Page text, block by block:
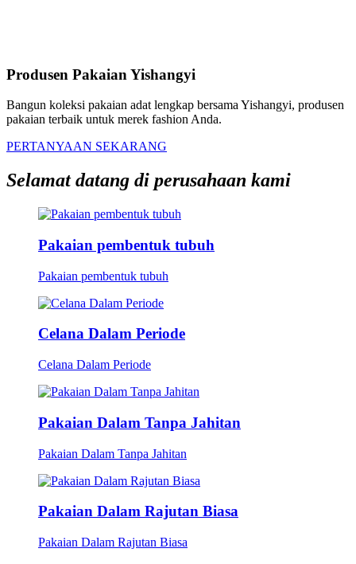
Produsen Pakaian Yishangyi
Bangun koleksi pakaian adat lengkap bersama Yishangyi, produsen
pakaian terbaik untuk merek fashion Anda.
PERTANYAAN SEKARANG
Selamat datang di perusahaan kami
Pakaian pembentuk tubuh
Pakaian pembentuk tubuh
Celana Dalam Periode
Celana Dalam Periode
Pakaian Dalam Tanpa Jahitan
Pakaian Dalam Tanpa Jahitan
Pakaian Dalam Rajutan Biasa
Pakaian Dalam Rajutan Biasa